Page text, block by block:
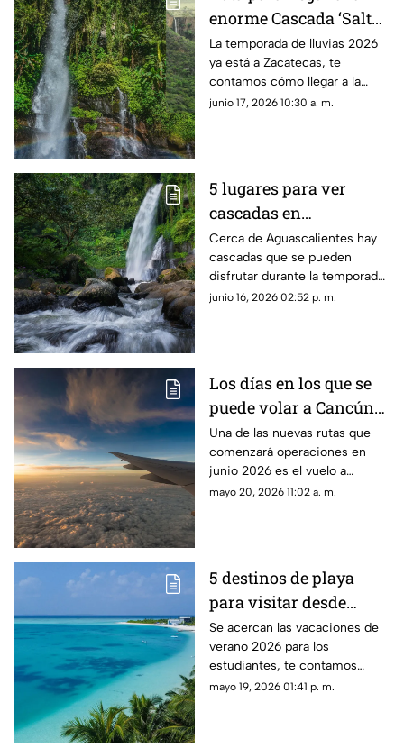
enorme Cascada ‘Salto
Las Lajas’ en Zacatecas
en temporada de
lluvias 2026
La temporada de lluvias 2026
ya está a Zacatecas, te
contamos cómo llegar a la
Cascada ‘Salto Las Lajas’ en
junio 17, 2026 10:30 a. m.
5 lugares para ver
cascadas en
Aguascalientes durante
la temporada de lluvias
2026
Cerca de Aguascalientes hay
cascadas que se pueden
disfrutar durante la temporada
de lluvia 2026; te dejamos
junio 16, 2026 02:52 p. m.
Los días en los que se
puede volar a Cancún
desde el Aeropuerto de
Aguascalientes
Una de las nuevas rutas que
comenzará operaciones en
junio 2026 es el vuelo a
Cancún desde el Aeropuerto
mayo 20, 2026 11:02 a. m.
5 destinos de playa
para visitar desde
Aguascalientes en
vacaciones de verano
2026
Se acercan las vacaciones de
verano 2026 para los
estudiantes, te contamos
enseguida los destinos de
mayo 19, 2026 01:41 p. m.